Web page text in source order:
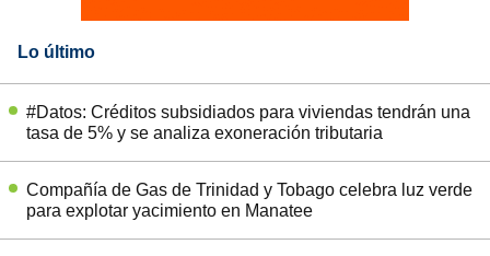
Lo último
#Datos: Créditos subsidiados para viviendas tendrán una
tasa de 5% y se analiza exoneración tributaria
Compañía de Gas de Trinidad y Tobago celebra luz verde
para explotar yacimiento en Manatee